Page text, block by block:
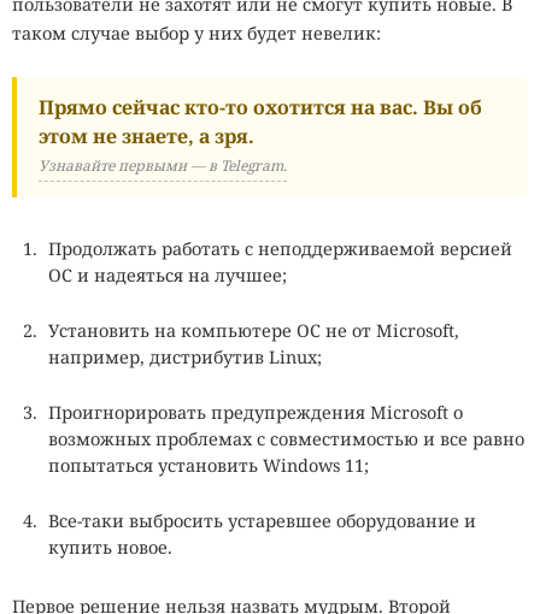
таком случае выбор у них будет невелик:
Прямо сейчас кто-то охотится на вас. Вы об
этом не знаете, а зря.
Узнавайте первыми — в Telegram.
Продолжать работать с неподдерживаемой версией
ОС и надеяться на лучшее;
Установить на компьютере ОС не от Microsoft,
например, дистрибутив Linux;
Проигнорировать предупреждения Microsoft о
возможных проблемах с совместимостью и все равно
попытаться установить Windows 11;
Все-таки выбросить устаревшее оборудование и
купить новое.
Первое решение нельзя назвать мудрым. Второй